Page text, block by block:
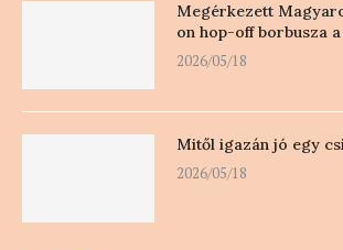
Megérkezett
on hop-off borbusza
2026/05/18
Mitől igazán jó egy
2026/05/18